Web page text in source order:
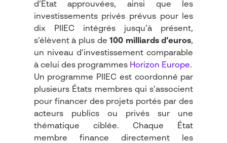
d’État approuvées, ainsi que les
investissements privés prévus pour les
dix PIIEC intégrés jusqu’à présent,
s’élèvent à plus de100 milliards d’euros,
un niveau d’investissement comparable
à celui des programmes Horizon Europe.
Un programme PIIEC est coordonné par
plusieurs États membres qui s’associent
pour financer des projets portés par des
acteurs publics ou privés sur une
thématique ciblée. Chaque État
membre finance directement les